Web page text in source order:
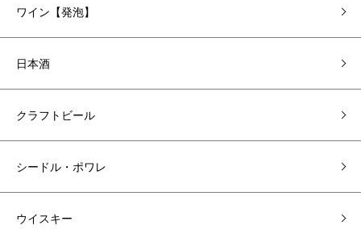
ワイン【発泡】
日本酒
クラフトビール
シードル・ポワレ
ウイスキー